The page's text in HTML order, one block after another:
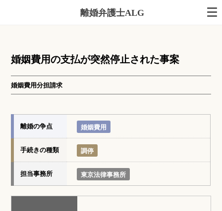
離婚弁護士ALG
婚姻費用の支払が突然停止された事案
婚姻費用分担請求
離婚の争点 婚姻費用
手続きの種類 調停
担当事務所 東京法律事務所